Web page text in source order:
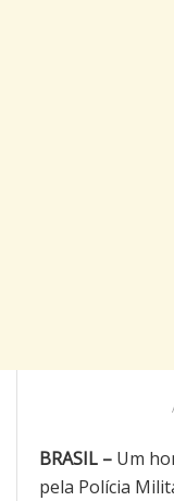
BRASIL – Um
pela Polícia